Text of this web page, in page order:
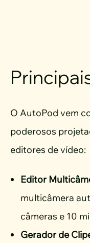
O AutoPod vem
poderosos
editores de vídeo:
Editor
multicâmera
câmeras e 10
Gerador de